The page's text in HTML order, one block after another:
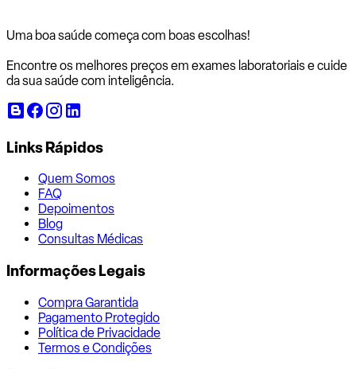
Uma boa saúde começa com boas escolhas!
Encontre os melhores preços em exames laboratoriais e cuide
da sua saúde com inteligência.
Links Rápidos
Quem Somos
FAQ
Depoimentos
Blog
Consultas Médicas
Informações Legais
Compra Garantida
Pagamento Protegido
Política de Privacidade
Termos e Condições